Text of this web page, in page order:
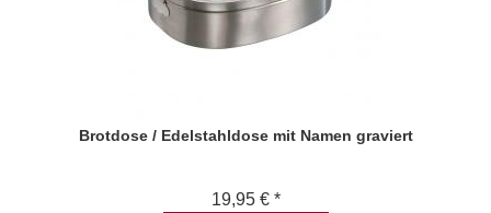
Brotdose / Edelstahldose mit Namen graviert
19,95 € *